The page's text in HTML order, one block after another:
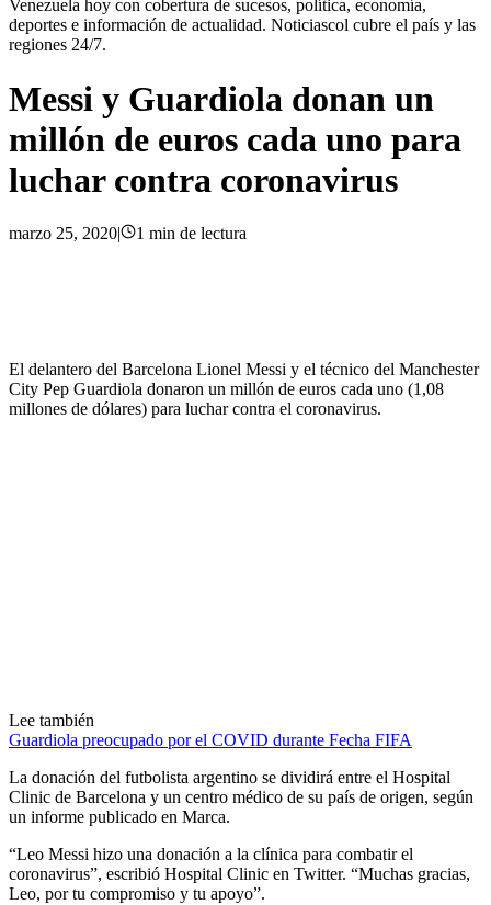
Venezuela hoy con cobertura de sucesos, política, economía,
deportes e información de actualidad. Noticiascol cubre el país y las
regiones 24/7.
Messi y Guardiola donan un
millón de euros cada uno para
luchar contra coronavirus
marzo 25, 2020| 1 min de lectura
El delantero del Barcelona Lionel Messi y el técnico del Manchester
City Pep Guardiola donaron un millón de euros cada uno (1,08
millones de dólares) para luchar contra el coronavirus.
Lee también
Guardiola preocupado por el COVID durante Fecha FIFA
La donación del futbolista argentino se dividirá entre el Hospital
Clinic de Barcelona y un centro médico de su país de origen, según
un informe publicado en Marca.
“Leo Messi hizo una donación a la clínica para combatir el
coronavirus”, escribió Hospital Clinic en Twitter. “Muchas gracias,
Leo, por tu compromiso y tu apoyo”.